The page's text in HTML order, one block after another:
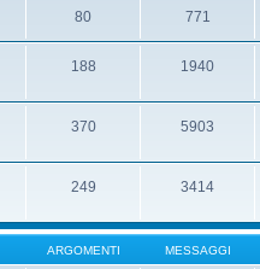
80 771
188 1940
370 5903
249 3414
ARGOMENTI MESSAGGI